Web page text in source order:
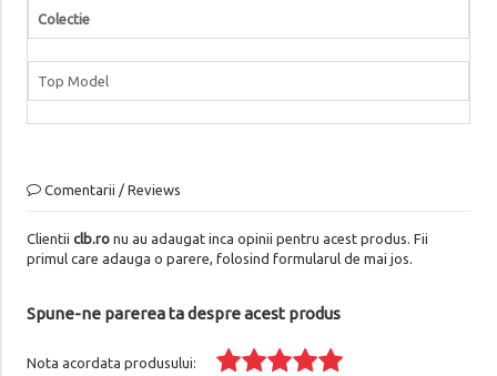
Colectie
Top Model
Comentarii / Reviews
Clientii clb.ronu au adaugat inca opinii pentru acest produs. Fii
primul care adauga o parere, folosind formularul de mai jos.
Spune-ne parerea ta despre acest produs
Nota acordata produsului: